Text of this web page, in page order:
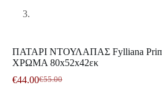
ΠΑΤΑΡΙ ΝΤΟΥΛΑΠΑΣ Fylliana
ΧΡΩΜΑ 80x52x42εκ
€55.00
Original
€44.00Η